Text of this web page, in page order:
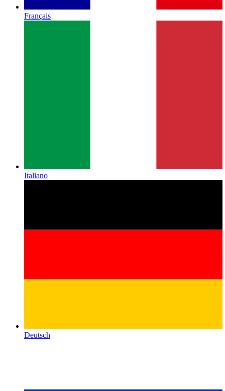
Français
Italiano
Deutsch